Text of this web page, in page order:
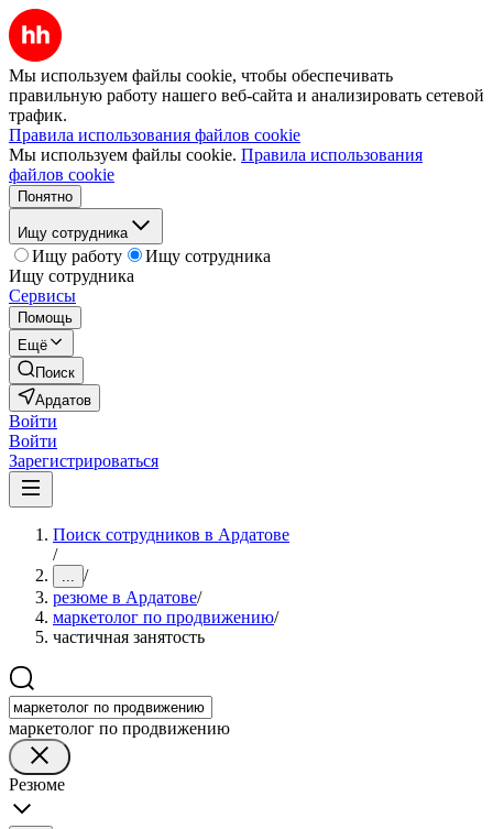
Мы используем файлы cookie, чтобы обеспечивать
правильную работу нашего веб-сайта и анализировать сетевой
трафик.
Правила использования файлов cookie
Мы используем файлы cookie. Правила использования
файлов cookie
Понятно
Ищу сотрудника
Ищу работу
Ищу сотрудника
Ищу сотрудника
Сервисы
Помощь
Ещё
Поиск
Ардатов
Войти
Войти
Зарегистрироваться
Поиск сотрудников в Ардатове
/
... /
резюме в Ардатове/
маркетолог по продвижению/
частичная занятость
маркетолог по продвижению
Резюме